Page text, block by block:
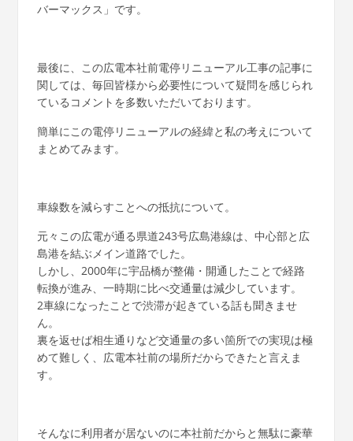
バーマックス」です。
最後に、この広電本社前電停リニューアル工事の記事に
関しては、毎回皆様から必要性について疑問を感じられ
ているコメントを多数いただいております。
簡単にこの電停リニューアルの経緯と私の考えについて
まとめてみます。
車線数を減らすことへの抵抗について。
元々この広電が通る県道243号広島港線は、中心部と広
島港を結ぶメイン道路でした。
しかし、2000年に宇品橋が整備・開通したことで経路
転換が進み、一時期に比べ交通量は減少しています。
2車線になったことで渋滞が起きている話も聞きませ
ん。
裏を返せば相生通りなど交通量の多い箇所での実現は極
めて難しく、広電本社前の場所だからできたと言えま
す。
そんなに利用者が居ないのに本社前だからと無駄に豪華